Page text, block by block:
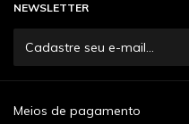
NEWSLETTER
Meios de pagamento